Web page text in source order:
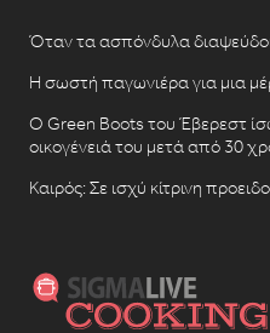
Όταν τα ασπόνδυλα
Η σωστή παγωνιέρα για μια
Ο Green Boots του Έβερεστ
οικογένειά του μετά από 30
Καιρός: Σε ισχύ κίτρινη